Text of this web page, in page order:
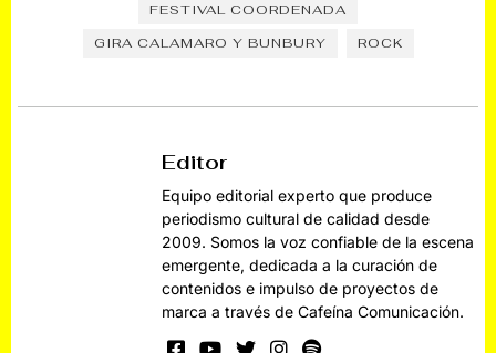
FESTIVAL COORDENADA
GIRA CALAMARO Y BUNBURY
ROCK
Editor
Equipo editorial experto que produce
periodismo cultural de calidad desde
2009. Somos la voz confiable de la escena
emergente, dedicada a la curación de
contenidos e impulso de proyectos de
marca a través de Cafeína Comunicación.